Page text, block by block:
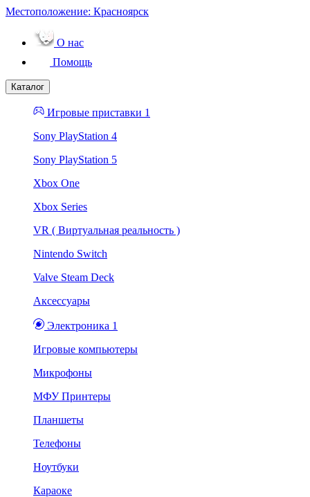
Местоположение: Красноярск
О нас
Помощь
Каталог
Игровые приставки 1
Sony PlayStation 4
Sony PlayStation 5
Xbox One
Xbox Series
VR ( Виртуальная реальность )
Nintendo Switch
Valve Steam Deck
Аксессуары
Электроника 1
Игровые компьютеры
Микрофоны
МФУ Принтеры
Планшеты
Телефоны
Ноутбуки
Караоке